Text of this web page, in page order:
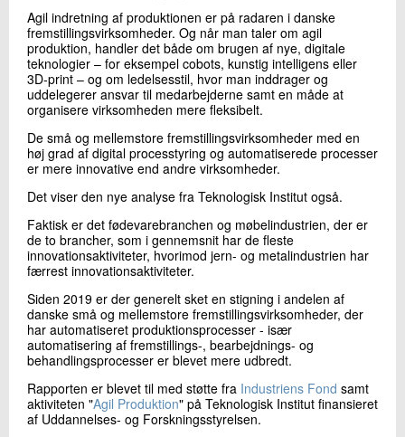
Agil indretning af produktionen er på radaren i danske
fremstillingsvirksomheder. Og når man taler om agil
produktion, handler det både om brugen af nye, digitale
teknologier – for eksempel cobots, kunstig intelligens eller
3D-print – og om ledelsesstil, hvor man inddrager og
uddelegerer ansvar til medarbejderne samt en måde at
organisere virksomheden mere fleksibelt.
De små og mellemstore fremstillingsvirksomheder med en
høj grad af digital processtyring og automatiserede processer
er mere innovative end andre virksomheder.
Det viser den nye analyse fra Teknologisk Institut også.
Faktisk er det fødevarebranchen og møbelindustrien, der er
de to brancher, som i gennemsnit har de fleste
innovationsaktiviteter, hvorimod jern- og metalindustrien har
færrest innovationsaktiviteter.
Siden 2019 er der generelt sket en stigning i andelen af
danske små og mellemstore fremstillingsvirksomheder, der
har automatiseret produktionsprocesser - især
automatisering af fremstillings-, bearbejdnings- og
behandlingsprocesser er blevet mere udbredt.
Rapporten er blevet til med støtte fra Industriens Fond samt
aktiviteten "Agil Produktion" på Teknologisk Institut finansieret
af Uddannelses- og Forskningsstyrelsen.